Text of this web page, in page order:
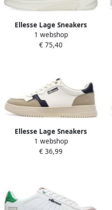
Ellesse Lage Sneakers
MILES002
1 webshop
€ 75,40
Ellesse Lage Sneakers
PANSIT
1 webshop
€ 36,99